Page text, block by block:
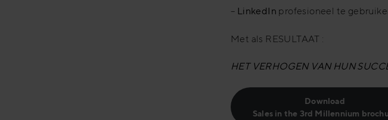
– LinkedIn profesioneel te
Met als RESULTAAT :
HET VERHOGEN VAN HUN
Download
Sales in the 3rd Millennium